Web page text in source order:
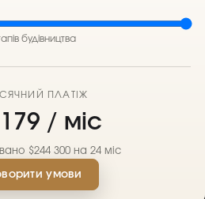
будівництва
ПЛАТІЖ
/ міс
$244 300 на 24 міс
умови